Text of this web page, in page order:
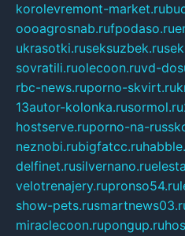
korolevremont-market.ru
oooagrosnab.rufpodaso.ru
ukrasotki.ruseksuzbek.ru
sovratili.ruolecoon.ruvd-
rbc-news.ruporno-skvirt.ru
13autor-kolonka.rusormol.ru
hostserve.ruporno-na-
neznobi.rubigfatcc.ru
delfinet.rusilvernano.ru
velotrenajery.rupronso54.ru
show-pets.ru
miraclecoon.rupongup.ru